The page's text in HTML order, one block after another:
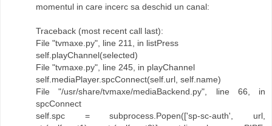
momentul in care incerc sa deschid un canal:
Traceback (most recent call last):
File "tvmaxe.py", line 211, in listPress
self.playChannel(selected)
File "tvmaxe.py", line 245, in playChannel
self.mediaPlayer.spcConnect(self.url, self.name)
File "/usr/share/tvmaxe/mediaBackend.py", line 66, in
spcConnect
self.spc = subprocess.Popen(['sp-sc-auth', url,